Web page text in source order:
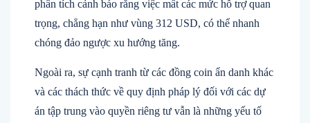
phân tích cảnh báo rằng việc mất các mức hỗ trợ quan
trọng, chẳng hạn như vùng 312 USD, có thể nhanh
chóng đảo ngược xu hướng tăng.
Ngoài ra, sự cạnh tranh từ các đồng coin ẩn danh khác
và các thách thức về quy định pháp lý đối với các dự
án tập trung vào quyền riêng tư vẫn là những yếu tố